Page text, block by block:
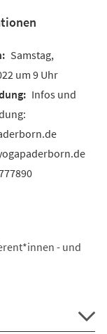
Samstag,
um 9 Uhr
Infos und
- und